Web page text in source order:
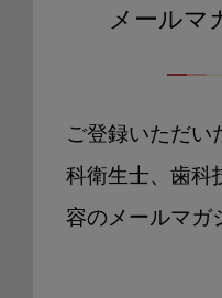
メールマ
ご登録いただい
科衛生士、歯科
容のメールマガ